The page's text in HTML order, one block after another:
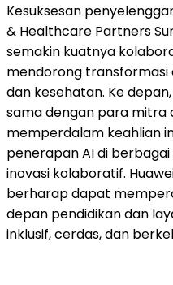
Kesuksesan
& Healthcare Partners
semakin kuatnya
mendorong transformasi
dan kesehatan. Ke
sama dengan para mitra
memperdalam keahlian
penerapan AI di
inovasi kolaboratif.
berharap dapat
depan pendidikan dan
inklusif, cerdas, dan